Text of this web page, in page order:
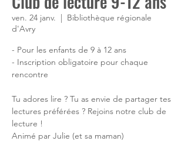
ven. 24 janv.
  |
Bibliothèque régionale
d'Avry
- Pour les enfants de 9 à 12 ans
- Inscription obligatoire pour chaque
rencontre
Tu adores lire ? Tu as envie de partager tes
lectures préférées ? Rejoins notre club de
lecture !
Animé par Julie (et sa maman)